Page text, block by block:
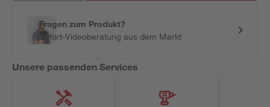
Fragen zum Produkt?
Sofort-Videoberatung aus dem Markt
Unsere passenden Services